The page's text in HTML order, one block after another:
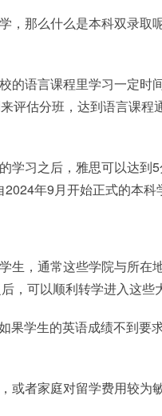
，那么什么是本科双录取
的语言课程里学习一定时
评估分班，达到语言课程
学习之后，雅思可以达到
年9月开始正式的本科
生，通常这些学院与所在
，可以顺利转学进入这些
学生的英语成绩不到要
者家庭对留学费用较为敏